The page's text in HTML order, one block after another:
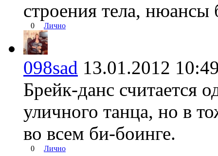
строения тела, нюансы
0 Лично
098sad 13.01.2012
Брейк-данс считается
уличного танца, но в
во всем би-боинге.
0 Лично